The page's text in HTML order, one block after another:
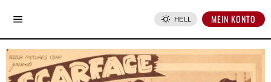
HELL MEIN KONTO